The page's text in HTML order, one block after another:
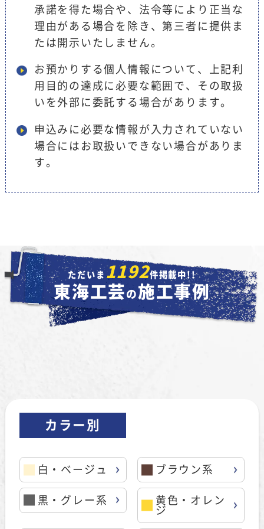
承諾を得た場合や、法令等により正当な
理由がある場合を除き、第三者に提供ま
たは開示いたしません。
お預かりする個人情報について、上記利
用目的の達成に必要な範囲で、その取扱
いを外部に委託する場合があります。
申込みに必要な情報が入力されていない
場合にはお取扱いできない場合がありま
す。
ただいま 1192件掲載中!!
東海工芸 の 施工事例
カラー別
白・ベージュ ブラウン系
黒・グレー系
黄色・オレン
ジ